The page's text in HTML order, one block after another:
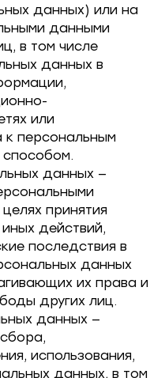
данных) или на
данными
в том числе
данных в
или
к персональным
данных —
принятия
действий,
последствия в
данных
их права и
других лиц.
данных —
использования,
данных, в том